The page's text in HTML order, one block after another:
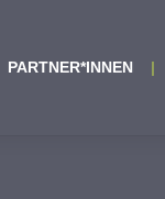
PARTNER*INNEN